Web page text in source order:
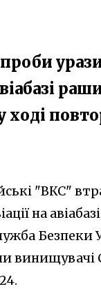
ході
"ВКС"
на
Безпеки